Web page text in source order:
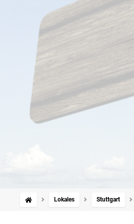
Lokales Stuttgart